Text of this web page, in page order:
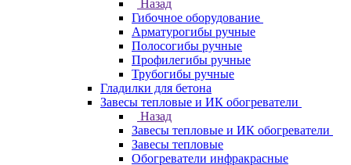
Назад
Гибочное оборудование
Арматурогибы ручные
Полосогибы ручные
Профилегибы ручные
Трубогибы ручные
Гладилки для бетона
Завесы тепловые и ИК обогреватели
Назад
Завесы тепловые и ИК обогреватели
Завесы тепловые
Обогреватели инфракрасные